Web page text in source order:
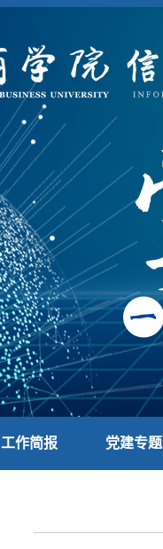
工作简报 党建专题